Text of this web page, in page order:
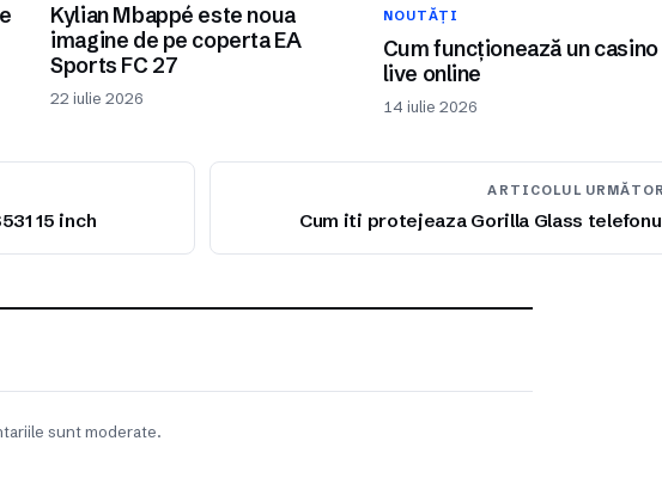
Kylian Mbappé este noua
imagine de pe coperta EA
Sports FC 27
22 iulie 2026
NOUTĂȚI
Cum funcționează un casino
live online
14 iulie 2026
15 inch
ARTICOLUL
Cum iti protejeaza Gorilla Glass
sunt moderate.